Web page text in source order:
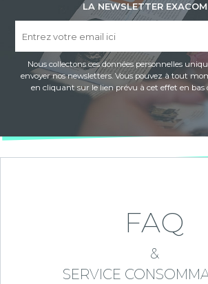
LA NEWSLETTER
Nous collectons ces données personnelles
envoyer nos newsletters. Vous pouvez à tout
en cliquant sur le lien prévu à cet effet en bas
FAQ
&
SERVICE